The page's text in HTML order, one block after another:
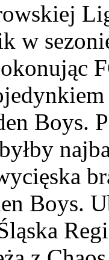
w
Boys.
Boys.